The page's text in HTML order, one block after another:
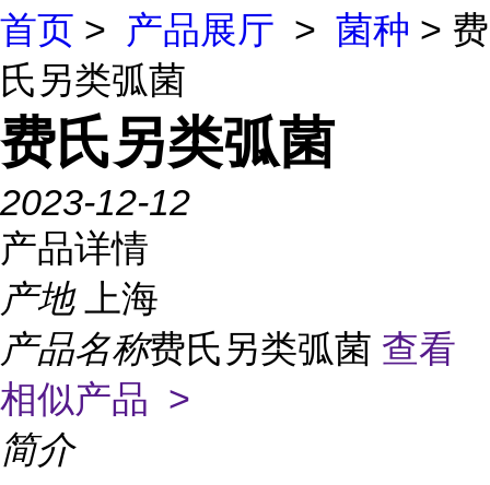
首页 > 产品展厅 > 菌种 > 费
氏另类弧菌
费氏另类弧菌
2023-12-12
产品详情
产地
上海
产品名称费氏另类弧菌 查看
相似产品 >
简介